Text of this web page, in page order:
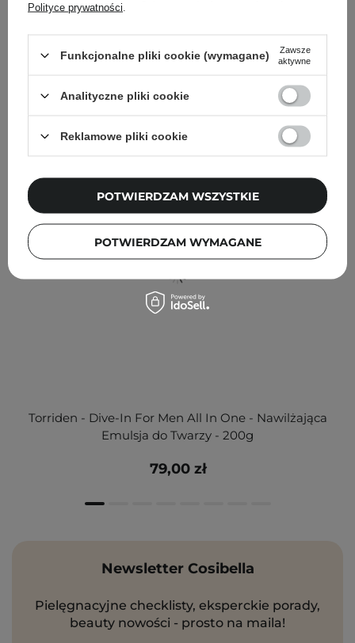
FILTROWANIE SORTOWANIE
Torriden - Dive-In For Men All In One - Nawilżająca
Emulsja do Twarzy - 200g
79,00 zł
Newsletter Cosibella
Pielęgnacyjne checklisty, eksperckie porady,
beauty nowości - prosto na maila!
Polityce prywatności
Funkcjonalne pliki cookie (wymagane)
Zawsze
aktywne
Analityczne pliki cookie
Reklamowe pliki cookie
POTWIERDZAM WYMAGANE
POTWIERDZAM WSZYSTKIE